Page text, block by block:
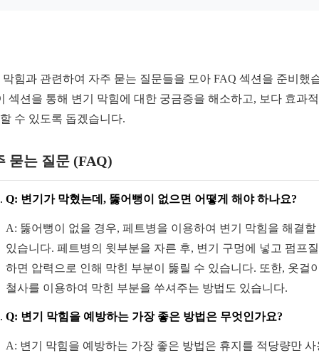
막힘과 관련하여 자주 묻는 질문들을 모아 FAQ 섹션을 준비했
섹션을 통해 변기 막힘에 대한 궁금증을 해소하고, 보다 효과
수 있도록 돕겠습니다.
묻는 질문 (FAQ)
Q: 변기가 막혔는데, 뚫어뻥이 없으면 어떻게 해야 하나요?
A: 뚫어뻥이 없을 경우, 페트병을 이용하여 변기 막힘을 해결할
있습니다. 페트병의 윗부분을 자른 후, 변기 구멍에 넣고 펌프
하면 압력으로 인해 막힌 부분이 뚫릴 수 있습니다. 또한, 옷걸
철사를 이용하여 막힌 부분을 쑤셔주는 방법도 있습니다.
Q: 변기 막힘을 예방하는 가장 좋은 방법은 무엇인가요?
A: 변기 막힘을 예방하는 가장 좋은 방법은 휴지를 적당량만 사